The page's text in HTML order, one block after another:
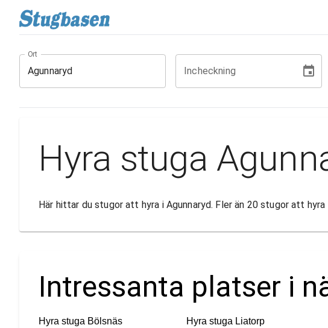
Ort
Incheckning
Hyra stuga
Här hittar du stugor att hyra i Agunnaryd. Fler än 20 stugor att hyra
Intressanta platser i
Hyra stuga Bölsnäs Hyra stuga Liatorp